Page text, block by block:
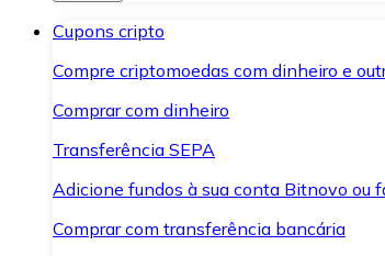
Cupons cripto
Compre criptomoedas com dinheiro e
Comprar com dinheiro
Transferência SEPA
Adicione fundos à sua conta Bitnovo ou
Comprar com transferência bancária